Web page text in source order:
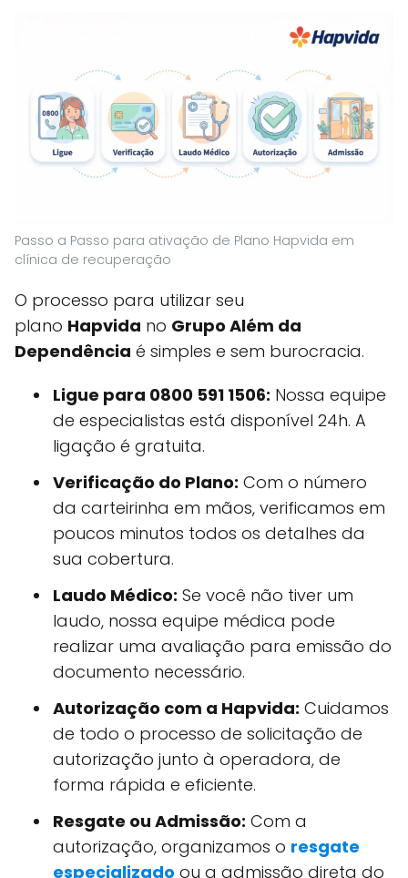
Passo a Passo para ativação de Plano Hapvida em
clínica de recuperação
O processo para utilizar seu
plano Hapvida no Grupo Além da
Dependência é simples e sem burocracia.
Ligue para 0800 591 1506: Nossa equipe
de especialistas está disponível 24h. A
ligação é gratuita.
Verificação do Plano: Com o número
da carteirinha em mãos, verificamos em
poucos minutos todos os detalhes da
sua cobertura.
Laudo Médico: Se você não tiver um
laudo, nossa equipe médica pode
realizar uma avaliação para emissão do
documento necessário.
Autorização com a Hapvida: Cuidamos
de todo o processo de solicitação de
autorização junto à operadora, de
forma rápida e eficiente.
Resgate ou Admissão: Com a
autorização, organizamos o resgate
especializado ou a admissão direta do